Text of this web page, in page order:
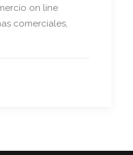
on line
comerciales,